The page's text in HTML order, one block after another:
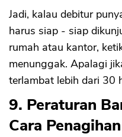
Jadi, kalau debitur
harus siap - siap
rumah atau kantor,
menunggak. Apalagi
terlambat lebih dari 30
9. Peraturan
Cara